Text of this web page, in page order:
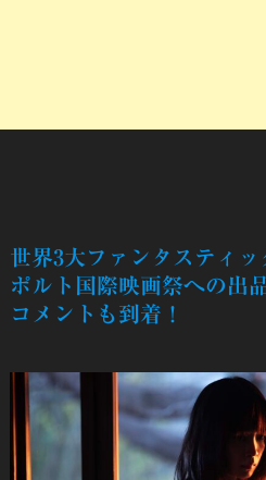
世界3大ファンタスティ
ポルト国際映画祭への出
コメントも到着！